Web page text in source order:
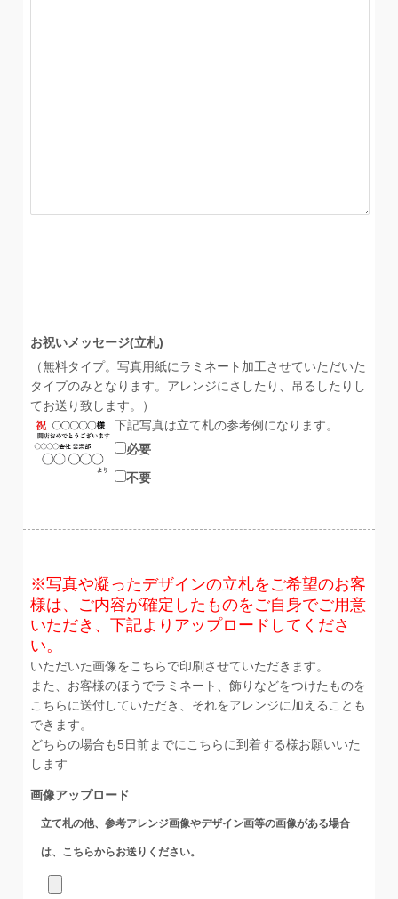
お祝いメッセージ(立札)
（無料タイプ。写真用紙にラミネート加工させていただいた
タイプのみとなります。アレンジにさしたり、吊るしたりし
てお送り致します。）
下記写真は立て札の参考例になります。
必要
不要
※写真や凝ったデザインの立札をご希望のお客
様は、ご内容が確定したものをご自身でご用意
いただき、下記よりアップロードしてくださ
い。
いただいた画像をこちらで印刷させていただきます。
また、お客様のほうでラミネート、飾りなどをつけたものを
こちらに送付していただき、それをアレンジに加えることも
できます。
どちらの場合も5日前までにこちらに到着する様お願いいた
します
画像アップロード
立て札の他、参考アレンジ画像やデザイン画等の画像がある場合
は、こちらからお送りください。